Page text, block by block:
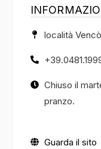
località
Chiuso il
pranzo.
Guarda il sito